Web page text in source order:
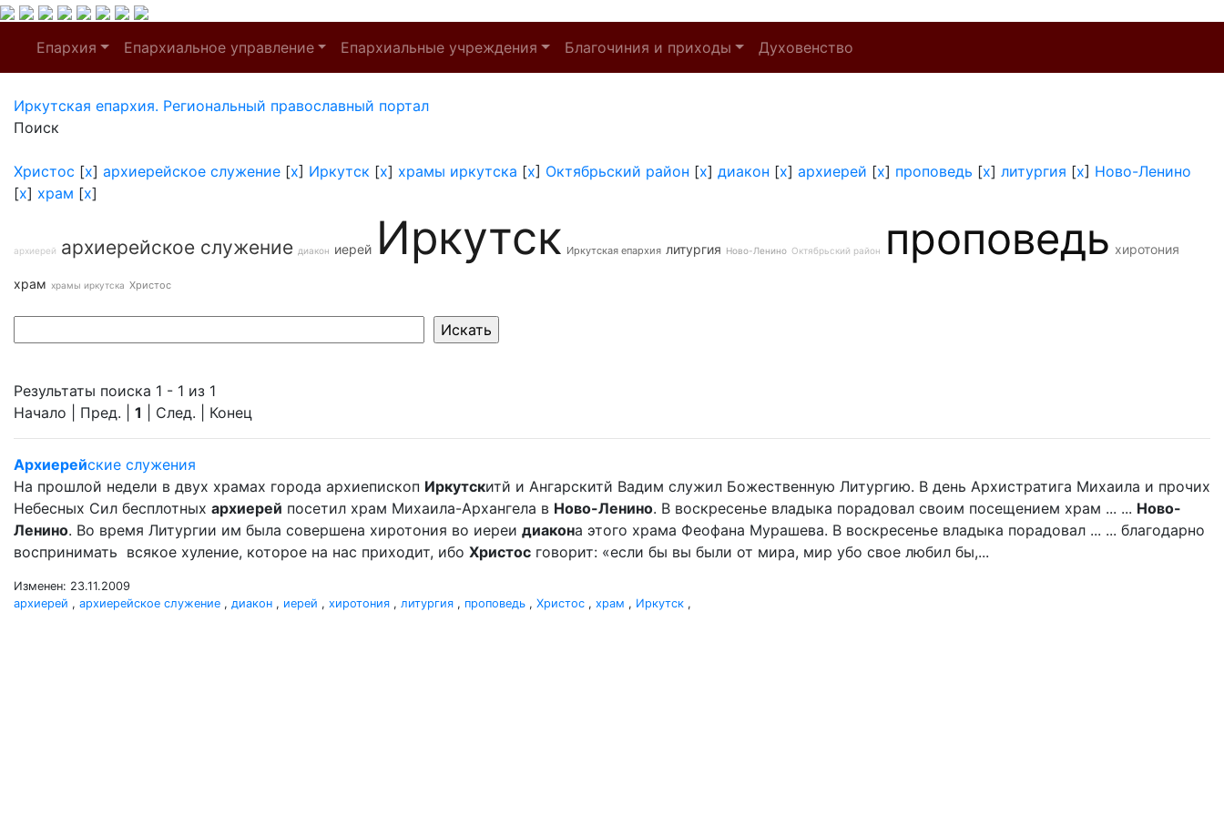
Епархия Епархиальное управление Епархиальные учреждения Благочиния и приходы Духовенство
Иркутская епархия. Региональный православный портал
Поиск
Христос [x] архиерейское служение [x] Иркутск [x] храмы иркутска [x] Октябрьский район [x] диакон [x] архиерей [x] проповедь [x] литургия [x] Ново-Ленино
[x] храм [x]
архиерей архиерейское служение диакон иерей Иркутск Иркутская епархия литургия Ново-Ленино Октябрьский район проповедь хиротония
храм храмы иркутска Христос
Результаты поиска 1 - 1 из 1
Начало | Пред. | 1 | След. | Конец
Архиерейские служения
На прошлой недели в двух храмах города архиепископ Иркутскитй и Ангарскитй Вадим служил Божественную Литургию. В день Архистратига Михаила и прочих
Небесных Сил бесплотных архиерей посетил храм Михаила-Архангела в Ново-Ленино. В воскресенье владыка порадовал своим посещением храм ... ... Ново-
Ленино. Во время Литургии им была совершена хиротония во иереи диакона этого храма Феофана Мурашева. В воскресенье владыка порадовал ... ... благодарно
воспринимать всякое хуление, которое на нас приходит, ибо Христос говорит: «если бы вы были от мира, мир убо свое любил бы,...
Изменен: 23.11.2009
архиерей , архиерейское служение , диакон , иерей , хиротония , литургия , проповедь , Христос , храм , Иркутск ,